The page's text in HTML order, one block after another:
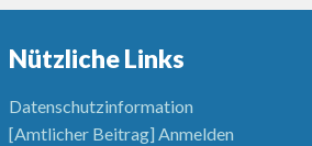
Nützliche Links
Datenschutzinformation
[Amtlicher Beitrag] Anmelden